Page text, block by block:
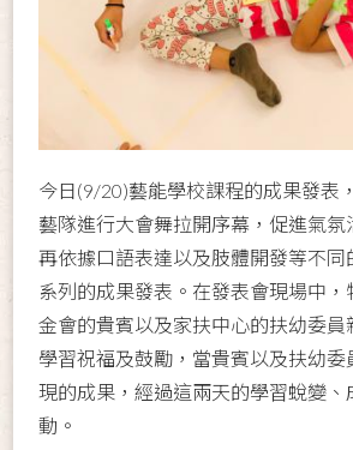
今日(9/20)藝能學校課程的成果發表
藝隊進行大會舞拉開序幕，促進氣氛
再依據口語表達以及肢體開發等不同
系列的成果發表。在發表會現場中
金會的貴賓以及家扶中心的扶幼委員
學習祝福及鼓勵，當貴賓以及扶幼委
現的成果，經過這兩天的學習蛻變、
動。